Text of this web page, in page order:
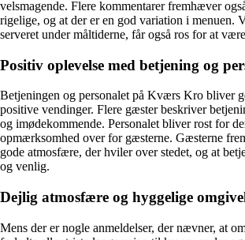
velsmagende. Flere kommentarer fremhæver
rigelige, og at der er en god variation i menuen.
serveret under måltiderne, får også ros for at
Positiv oplevelse med betjening og
Betjeningen og personalet på Kværs Kro bliver
positive vendinger. Flere gæster beskriver
og imødekommende. Personalet bliver rost for
opmærksomhed over for gæsterne. Gæsterne
gode atmosfære, der hviler over stedet, og at
og venlig.
Dejlig atmosfære og hyggelige
Mens der er nogle anmeldelser, der nævner, at